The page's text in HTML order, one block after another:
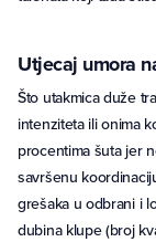
Utjecaj umora
Što utakmica duže
intenziteta ili onima
procentima šuta jer
savršenu
grešaka u odbrani i
dubina klupe (broj